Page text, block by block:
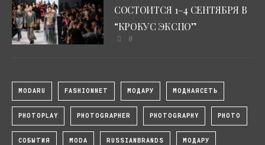
СОСТОИТСЯ 1–4 СЕНТЯБРЯ В
“КРОКУС ЭКСПО”
0
MODARU FASHIONNET МОДАРУ МОДНАЯСЕТЬ
PHOTOPLAY PHOTOGRAPHER PHOTOGRAPHY PHOTO
СОБЫТИЯ MODA RUSSIANBRANDS МОДАРУ